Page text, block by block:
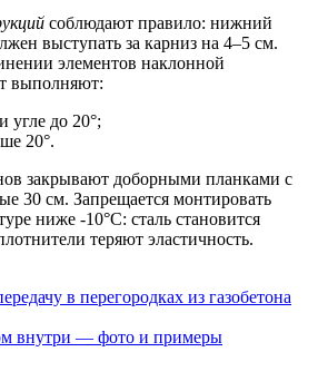
соблюдают правило: нижний
выступать за карниз на 4–5 см.
элементов наклонной
выполняют:
угле до 20°;
20°.
закрывают доборными планками с
30 см. Запрещается монтировать
ниже -10°C: сталь становится
теряют эластичность.
в перегородках из газобетона
внутри — фото и примеры